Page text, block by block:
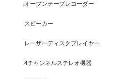
オープンテープレコーダー
スピーカー
レーザーディスクプレイヤー
4チャンネルステレオ機器